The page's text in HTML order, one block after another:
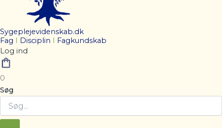
Sygeplejevidenskab.dk
Fag
Disciplin
Fagkundskab
Log ind
0
Søg